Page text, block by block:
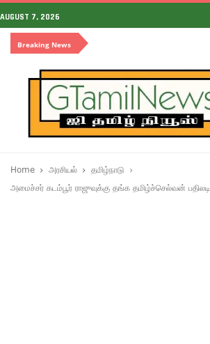
AUGUST 7, 2026
Breaking News
Home அரசியல்
தமிழ்நாடு
அமைச்சர் கடம்பூர் ராஜுவுக்கு தங்க தமிழ்ச்செல்வன் பதிலடி